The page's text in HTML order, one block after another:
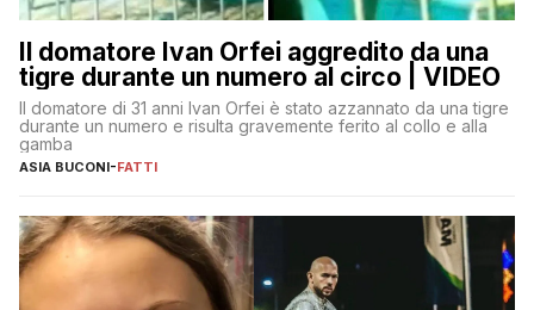
Il domatore Ivan Orfei aggredito da una
tigre durante un numero al circo | VIDEO
Il domatore di 31 anni Ivan Orfei è stato azzannato da una tigre
durante un numero e risulta gravemente ferito al collo e alla
gamba
ASIA BUCONI-FATTI